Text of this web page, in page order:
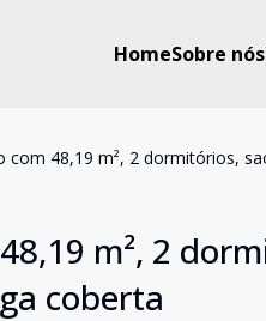
HomeSobre nós
com 48,19 m², 2 dormitórios,
m², 2
coberta